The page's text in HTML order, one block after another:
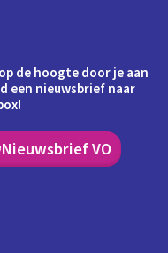
de hoogte door je aan
een nieuwsbrief naar
Nieuwsbrief VO